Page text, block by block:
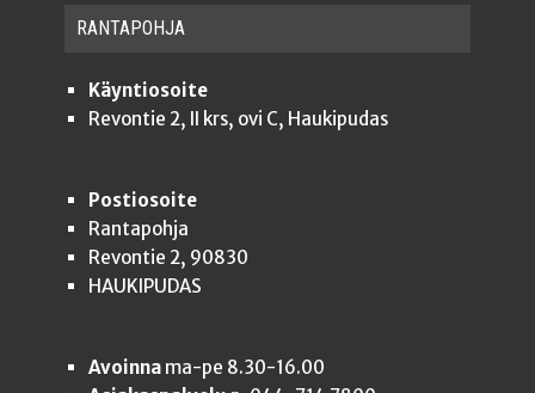
RAN­TA­POH­JA
Käyntiosoite
Revontie 2, II krs, ovi C, Haukipudas
Postiosoite
Rantapohja
Revontie 2, 90830
HAUKIPUDAS
Avoinnama-pe 8.30-16.00